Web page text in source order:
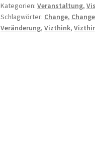
Kategorien:Veranstaltung,
Schlagwörter: Change,
Veränderung,Vizthink,